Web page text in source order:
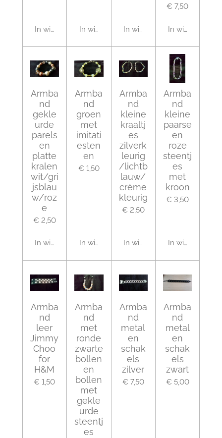
In winkelwagenIn winkelwagenIn winkelwagen
€ 7,50
In winkelwagen
Armba
nd
gekle
urde
parels
en
platte
kralen
wit/gri
jsblau
w/roz
e
€ 2,50
In winkelwagen
Armba
nd
groen
met
imitati
esten
en
€ 1,50
In winkelwagen
Armba
nd
kleine
kraaltj
es
zilverk
leurig
/lichtb
lauw/
crème
kleurig
€ 2,50
In winkelwagen
Armba
nd
kleine
paarse
en
roze
steentj
es
met
kroon
€ 3,50
In winkelwagen
Armba
nd
leer
Jimmy
Choo
for
H&M
€ 1,50
Armba
nd
met
ronde
zwarte
bollen
en
bollen
met
gekle
urde
steentj
es
Armba
nd
metal
en
schak
els
zilver
€ 7,50
Armba
nd
metal
en
schak
els
zwart
€ 5,00